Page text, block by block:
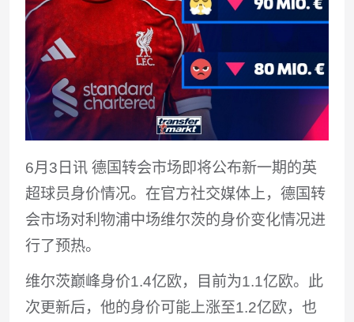
6月3日讯 德国转会市场即将公布新一期的英
超球员身价情况。在官方社交媒体上，德国转
会市场对利物浦中场维尔茨的身价变化情况进
行了预热。
维尔茨巅峰身价1.4亿欧，目前为1.1亿欧。此
次更新后，他的身价可能上涨至1.2亿欧，也